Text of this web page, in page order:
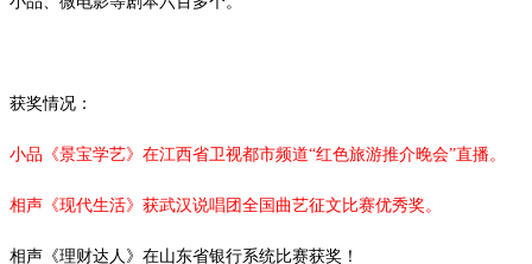
获奖情况：
小品《景宝学艺》在江西省卫视都市频道“红色旅游推介晚会”直播。
相声《现代生活》获武汉说唱团全国曲艺征文比赛优秀奖。
相声《理财达人》在山东省银行系统比赛获奖！